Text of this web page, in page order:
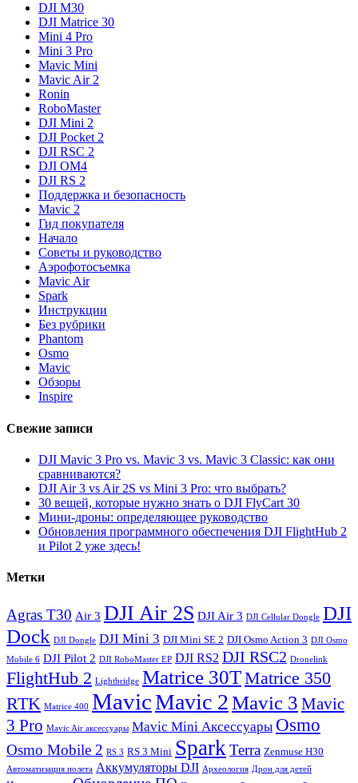
DJI M30
DJI Matrice 30
Mini 4 Pro
Mini 3 Pro
Mavic Mini
Mavic Air 2
Ronin
RoboMaster
DJI Mini 2
DJI Pocket 2
DJI RSC 2
DJI OM4
DJI RS 2
Поддержка и безопасность
Mavic 2
Гид покупателя
Начало
Советы и руководство
Аэрофотосъемка
Mavic Air
Spark
Инструкции
Без рубрики
Phantom
Osmo
Mavic
Обзоры
Inspire
Свежие записи
DJI Mavic 3 Pro vs. Mavic 3 vs. Mavic 3 Classic: как они
сравниваются?
DJI Air 3 vs Air 2S vs Mini 3 Pro: что выбрать?
30 вещей, которые нужно знать о DJI FlyCart 30
Мини-дроны: определяющее руководство
Обновления программного обеспечения DJI FlightHub 2
и Pilot 2 уже здесь!
Метки
Agras T30 Air 3 DJI Air 2S DJI Air 3 DJI Cellular Dongle DJI
Dock DJI Dongle DJI Mini 3 DJI Mini SE 2 DJI Osmo Action 3 DJI Osmo
Mobile 6 DJI Pilot 2 DJI RoboMaster EP DJI RS2 DJI RSC2 Dronelink
FlightHub 2 Lightbridge Matrice 30TMatrice 350
RTK Matrice 400 MavicMavic 2Mavic 3 Mavic
3 Pro Mavic Air аксессуары Mavic Mini Аксессуары Osmo
Osmo Mobile 2 RS 3 RS 3 Mini SparkTerra Zenmuse H30
Автоматизация полета Аккумуляторы DJI Археология Дрон для детей